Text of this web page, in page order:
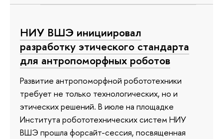
НИУ ВШЭ инициировал
разработку этического стандарта
для антропоморфных роботов
Развитие антропоморфной робототехники
требует не только технологических, но и
этических решений. В июле на площадке
Института робототехнических систем НИУ
ВШЭ прошла форсайт-сессия, посвященная